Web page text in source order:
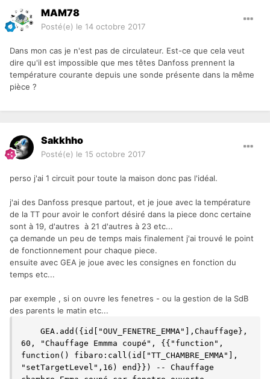
MAM78
Posté(e) le 14 octobre 2017
Dans mon cas je n'est pas de circulateur. Est-ce que cela veut
dire qu'il est impossible que mes têtes Danfoss prennent la
température courante depuis une sonde présente dans la même
pièce ?
Sakkhho
Posté(e) le 15 octobre 2017
perso j'ai 1 circuit pour toute la maison donc pas l'idéal.
j'ai des Danfoss presque partout, et je joue avec la température
de la TT pour avoir le confort désiré dans la piece donc certaine
sont à 19, d'autres à 21 d'autres à 23 etc...
ça demande un peu de temps mais finalement j'ai trouvé le point
de fonctionnement pour chaque piece.
ensuite avec GEA je joue avec les consignes en fonction du
temps etc...
par exemple , si on ouvre les fenetres - ou la gestion de la SdB
des parents le matin etc...
60, "Chauffage Emmma coupé", {{"function",
function() fibaro:call(id["TT_CHAMBRE_EMMA"],
"setTargetLevel",16) end}}) -- Chauffage